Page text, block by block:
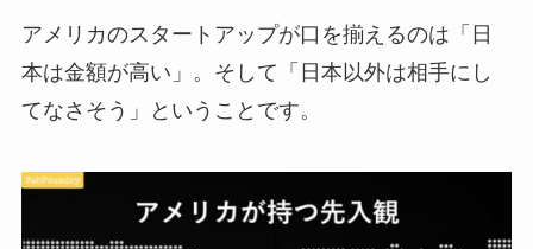
アメリカのスタートアップが口を揃えるのは「日
本は金額が高い」。そして「日本以外は相手にし
てなさそう」ということです。